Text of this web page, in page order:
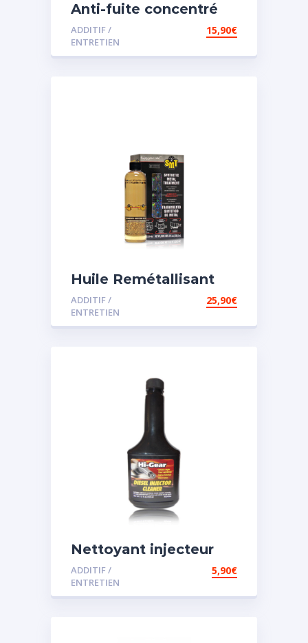
Anti-fuite concentré
pour direction
assistée
ADDITIF /
ENTRETIEN
15,90€
Huile Remétallisant
Moteur SMT2
ADDITIF /
ENTRETIEN
25,90€
Nettoyant injecteur
diesel
ADDITIF /
ENTRETIEN
5,90€